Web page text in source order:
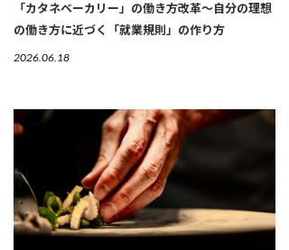
「カタネベーカリー」の働き方改革～自分の理想
の働き方に近づく「就業規則」の作り方
2026.06.18